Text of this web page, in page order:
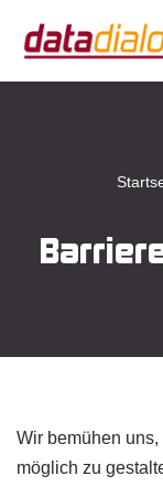
Zum
Wir bemühen
möglich zu